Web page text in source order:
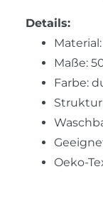
Details:
Maße:
Farbe:
Oeko-